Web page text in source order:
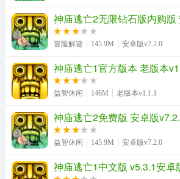
神庙逃亡2无限钻石版内购版
冒险解谜 145.9M 安卓版v7.2.0
神庙逃亡1官方版本 老版本
益智休闲 146M 老版本v1.1.1
神庙逃亡2免费版 安卓版
益智休闲 145.9M 安卓版v7.2.0
神庙逃亡1中文版 v5.3.1安卓